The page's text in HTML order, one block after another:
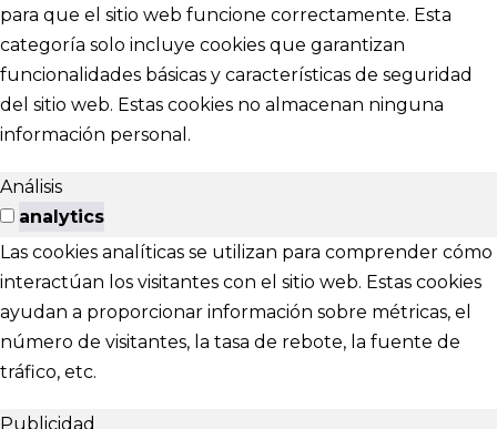
para que el sitio web funcione correctamente. Esta
categoría solo incluye cookies que garantizan
funcionalidades básicas y características de seguridad
del sitio web. Estas cookies no almacenan ninguna
información personal.
Análisis
analytics
Las cookies analíticas se utilizan para comprender cómo
interactúan los visitantes con el sitio web. Estas cookies
ayudan a proporcionar información sobre métricas, el
número de visitantes, la tasa de rebote, la fuente de
tráfico, etc.
Publicidad